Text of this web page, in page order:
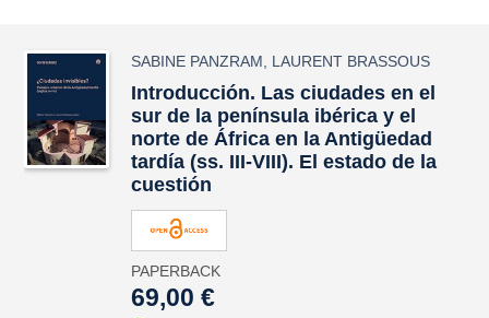
SABINE PANZRAM LAURENT BRASSOUS
Introducción. Las ciudades en el
sur de la península ibérica y el
norte de África en la Antigüedad
tardía (ss. III-VIII). El estado de la
cuestión
PAPERBACK
69,00 €